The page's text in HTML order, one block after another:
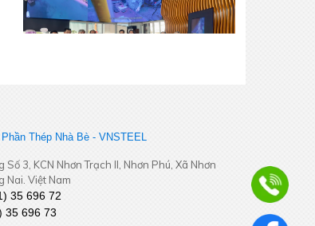
Thép Nhà Bè - VNSTEEL
Số 3, KCN Nhơn Trạch II, Nhơn Phú, Xã Nhơn
Nai. Việt Nam
) 35 696 72
35 696 73